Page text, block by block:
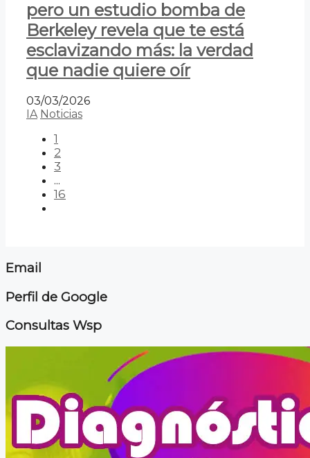
pero un estudio bomba de
Berkeley revela que te está
esclavizando más: la verdad
que nadie quiere oír
03/03/2026
IA Noticias
1
2
3
...
16
Email
Perfil de Google
Consultas Wsp